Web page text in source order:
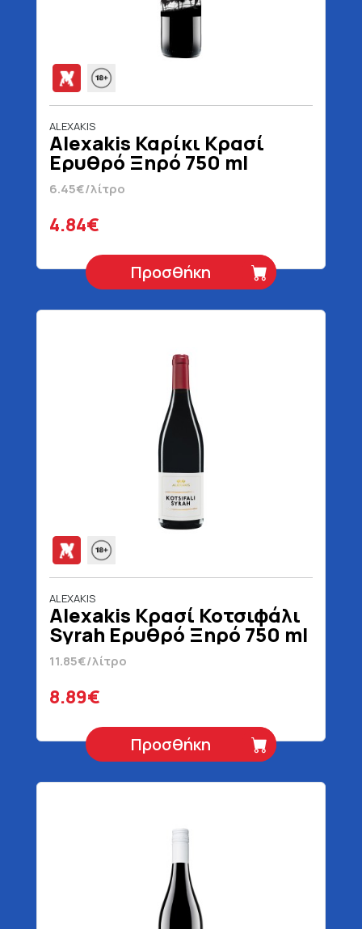
ALEXAKIS
Alexakis Καρίκι Κρασί
Ερυθρό Ξηρό 750 ml
6.45€/λίτρο
4.84€
Προσθήκη
ALEXAKIS
Alexakis Κρασί Κοτσιφάλι
Syrah Ερυθρό Ξηρό 750 ml
11.85€/λίτρο
8.89€
Προσθήκη